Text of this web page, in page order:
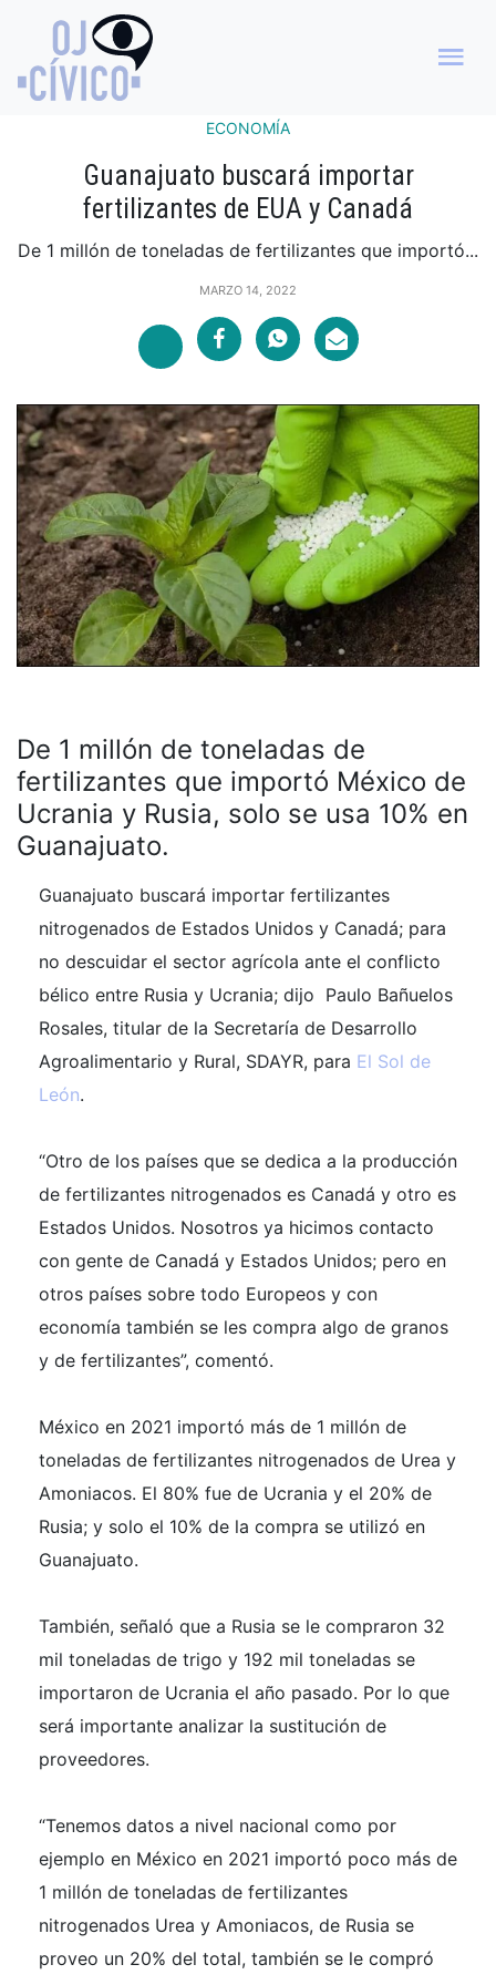
ECONOMÍA
Guanajuato buscará importar
fertilizantes de EUA y Canadá
De 1 millón de toneladas de fertilizantes que importó...
MARZO 14, 2022
De 1 millón de toneladas de
fertilizantes que importó México de
Ucrania y Rusia, solo se usa 10% en
Guanajuato.
Guanajuato buscará importar fertilizantes
nitrogenados de Estados Unidos y Canadá; para
no descuidar el sector agrícola ante el conflicto
bélico entre Rusia y Ucrania; dijo Paulo Bañuelos
Rosales, titular de la Secretaría de Desarrollo
Agroalimentario y Rural, SDAYR, para El Sol de
León.
“Otro de los países que se dedica a la producción
de fertilizantes nitrogenados es Canadá y otro es
Estados Unidos. Nosotros ya hicimos contacto
con gente de Canadá y Estados Unidos; pero en
otros países sobre todo Europeos y con
economía también se les compra algo de granos
y de fertilizantes”, comentó.
México en 2021 importó más de 1 millón de
toneladas de fertilizantes nitrogenados de Urea y
Amoniacos. El 80% fue de Ucrania y el 20% de
Rusia; y solo el 10% de la compra se utilizó en
Guanajuato.
También, señaló que a Rusia se le compraron 32
mil toneladas de trigo y 192 mil toneladas se
importaron de Ucrania el año pasado. Por lo que
será importante analizar la sustitución de
proveedores.
“Tenemos datos a nivel nacional como por
ejemplo en México en 2021 importó poco más de
1 millón de toneladas de fertilizantes
nitrogenados Urea y Amoniacos, de Rusia se
proveo un 20% del total, también se le compró